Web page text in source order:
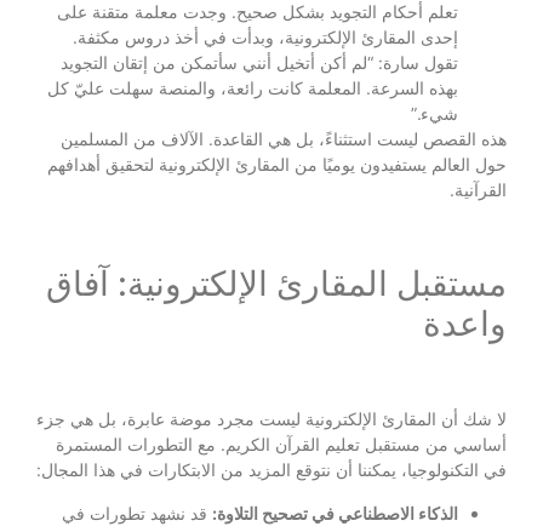
تعلم أحكام التجويد بشكل صحيح. وجدت معلمة متقنة على
إحدى المقارئ الإلكترونية، وبدأت في أخذ دروس مكثفة.
تقول سارة: “لم أكن أتخيل أنني سأتمكن من إتقان التجويد
بهذه السرعة. المعلمة كانت رائعة، والمنصة سهلت عليّ كل
شيء.”
هذه القصص ليست استثناءً، بل هي القاعدة. الآلاف من المسلمين
حول العالم يستفيدون يوميًا من المقارئ الإلكترونية لتحقيق أهدافهم
القرآنية.
مستقبل المقارئ الإلكترونية: آفاق
واعدة
لا شك أن المقارئ الإلكترونية ليست مجرد موضة عابرة، بل هي جزء
أساسي من مستقبل تعليم القرآن الكريم. مع التطورات المستمرة
في التكنولوجيا، يمكننا أن نتوقع المزيد من الابتكارات في هذا المجال:
الذكاء الاصطناعي في تصحيح التلاوة: قد نشهد تطورات في